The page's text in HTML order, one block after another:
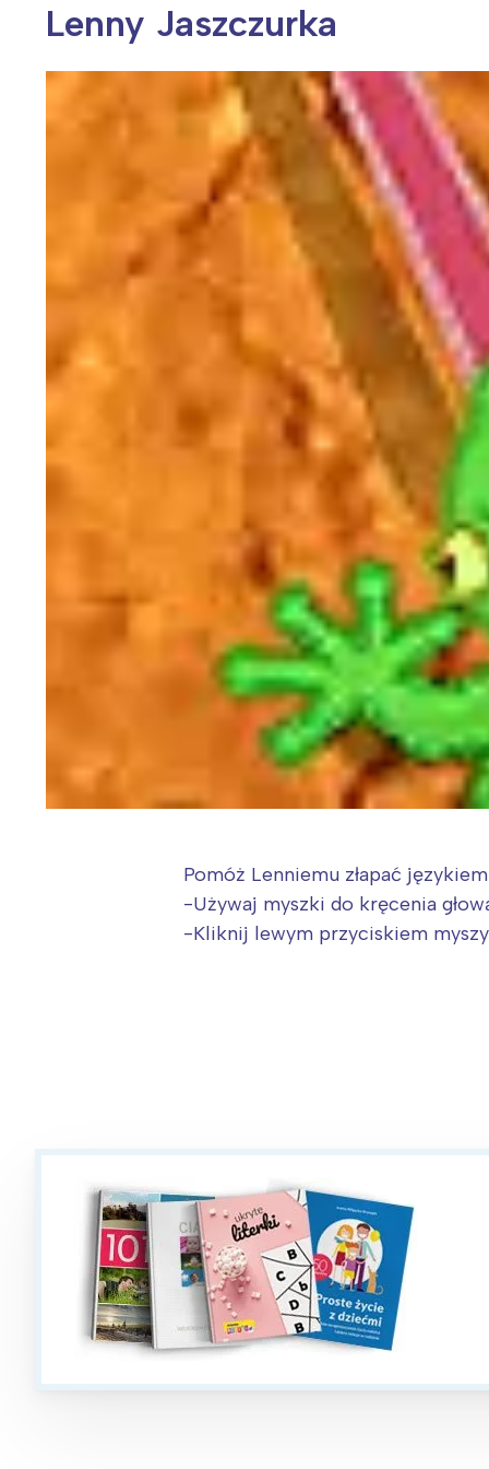
Wiosenny koncert ptaków na płocie Kwitnąca
Lenny Jaszczurka
Pomóż Lenniemu złapać
-Używaj myszki do kręcenia
-Kliknij lewym przyciskiem